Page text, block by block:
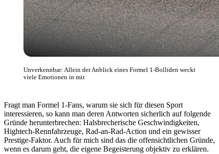
Unverkennbar: Allein der Anblick eines Formel 1-Bolliden weckt
viele Emotionen in mir.
Fragt man Formel 1-Fans, warum sie sich für diesen Sport
interessieren, so kann man deren Antworten sicherlich auf folgende
Gründe herunterbrechen: Halsbrecherische Geschwindigkeiten,
Hightech-Rennfahrzeuge, Rad-an-Rad-Action und ein gewisser
Prestige-Faktor. Auch für mich sind das die offensichtlichen Gründe,
wenn es darum geht, die eigene Begeisterung objektiv zu erklären.